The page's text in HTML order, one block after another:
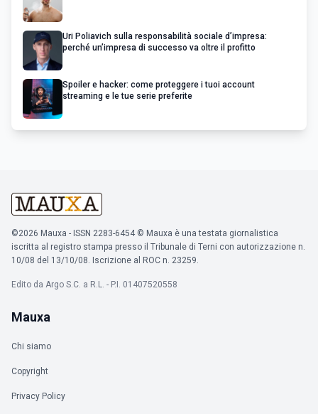
Uri Poliavich sulla responsabilità sociale d’impresa:
perché un’impresa di successo va oltre il profitto
Spoiler e hacker: come proteggere i tuoi account
streaming e le tue serie preferite
©2026 Mauxa - ISSN 2283-6454 © Mauxa è una testata giornalistica
iscritta al registro stampa presso il Tribunale di Terni con autorizzazione n.
10/08 del 13/10/08. Iscrizione al ROC n. 23259.
Edito da Argo S.C. a R.L. - P.I. 01407520558
Mauxa
Chi siamo
Copyright
Privacy Policy